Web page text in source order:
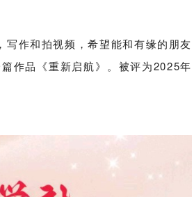
作和拍视频，希望能和有缘的朋友
作品《重新启航》。被评为2025年